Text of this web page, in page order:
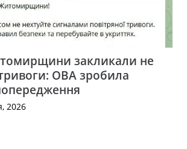
закликали не
ОВА зробила
2026